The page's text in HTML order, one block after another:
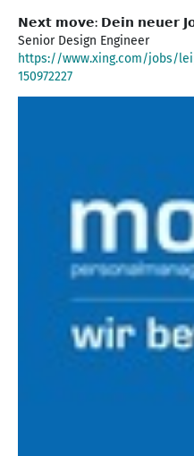
𝗡𝗲𝘅𝘁 𝗺𝗼𝘃𝗲: 𝗗𝗲𝗶𝗻 𝗻𝗲𝘂𝗲𝗿
https://www.xing.com/jobs/
150972227